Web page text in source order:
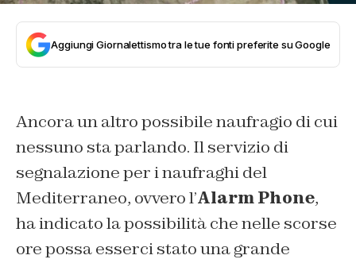
Aggiungi Giornalettismo tra le tue fonti preferite su Google
Ancora un altro possibile naufragio di cui
nessuno sta parlando. Il servizio di
segnalazione per i naufraghi del
Mediterraneo, ovvero l’Alarm Phone,
ha indicato la possibilità che nelle scorse
ore possa esserci stato una grande